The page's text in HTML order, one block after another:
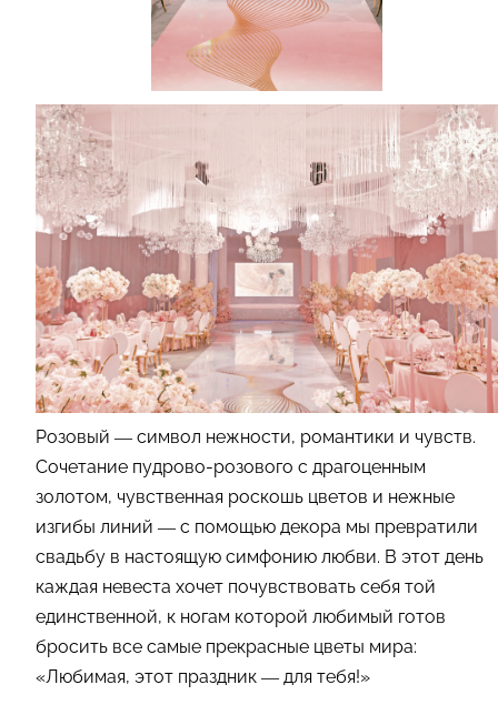
Розовый — символ нежности, романтики и чувств.
Сочетание пудрово-розового с драгоценным
золотом, чувственная роскошь цветов и нежные
изгибы линий — с помощью декора мы превратили
свадьбу в настоящую симфонию любви. В этот день
каждая невеста хочет почувствовать себя той
единственной, к ногам которой любимый готов
бросить все самые прекрасные цветы мира:
«Любимая, этот праздник — для тебя!»